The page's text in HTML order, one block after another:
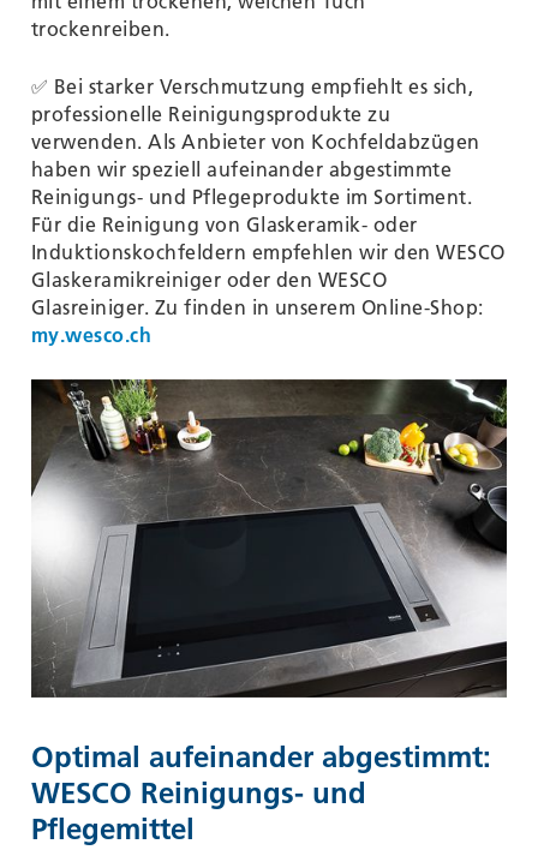
trockenreiben.
✅ Bei starker Verschmutzung empfiehlt es sich,
professionelle Reinigungsprodukte zu
verwenden. Als Anbieter von Kochfeldabzügen
haben wir speziell aufeinander abgestimmte
Reinigungs- und Pflegeprodukte im Sortiment.
Für die Reinigung von Glaskeramik- oder
Induktionskochfeldern empfehlen wir den WESCO
Glaskeramikreiniger oder den WESCO
Glasreiniger. Zu finden in unserem Online-Shop:
my.wesco.ch
Optimal aufeinander abgestimmt:
WESCO Reinigungs- und
Pflegemittel